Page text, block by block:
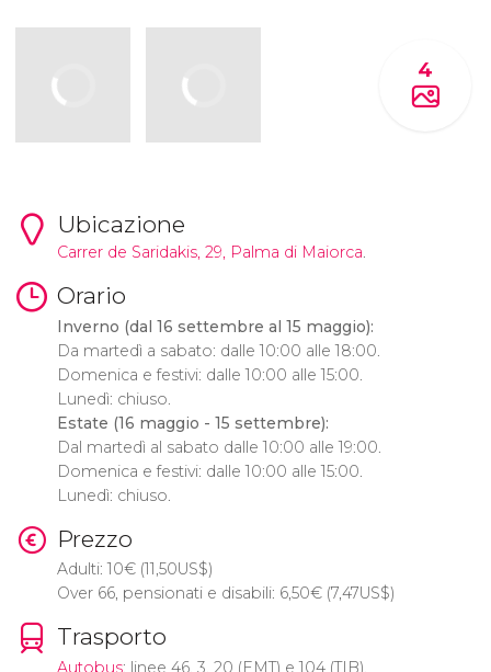
4
Ubicazione
Carrer de Saridakis, 29, Palma di Maiorca.
Orario
Inverno (dal 16 settembre al 15 maggio):
Da martedì a sabato: dalle 10:00 alle 18:00.
Domenica e festivi: dalle 10:00 alle 15:00.
Lunedì: chiuso.
Estate (16 maggio - 15 settembre):
Dal martedì al sabato dalle 10:00 alle 19:00.
Domenica e festivi: dalle 10:00 alle 15:00.
Lunedì: chiuso.
Prezzo
Adulti: 10€(11,50US$)
Over 66, pensionati e disabili: 6,50€(7,47US$)
Trasporto
Autobus: linee 46, 3, 20 (EMT) e 104 (TIB).